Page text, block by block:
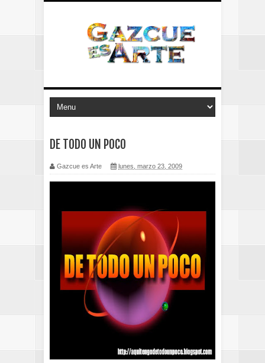
DE TODO UN POCO
Gazcue es Arte lunes, marzo 23, 2009